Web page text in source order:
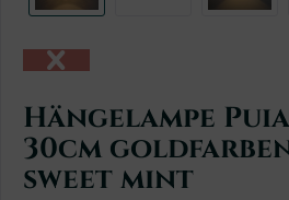
Hängelampe
30cm
sweet mint